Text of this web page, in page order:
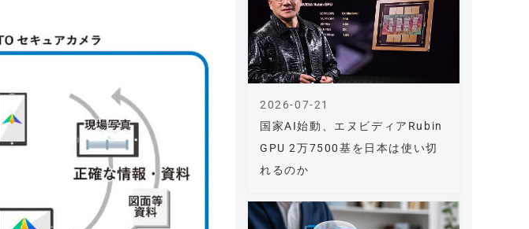
国家AI始動、エヌビディアRubin
GPU 2万7500基を日本は使い切
れるのか
2026-07-21